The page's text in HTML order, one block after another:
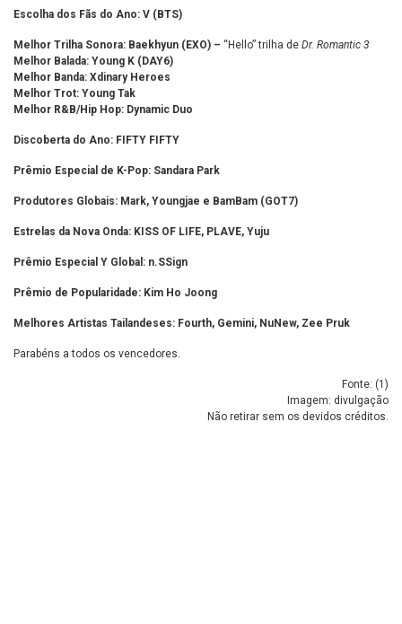
Escolha dos Fãs do Ano: V (BTS)
Melhor Trilha Sonora: Baekhyun (EXO) – “Hello” trilha de Dr. Romantic 3
Melhor Balada: Young K (DAY6)
Melhor Banda: Xdinary Heroes
Melhor Trot: Young Tak
Melhor R&B/Hip Hop: Dynamic Duo
Discoberta do Ano: FIFTY FIFTY
Prêmio Especial de K-Pop: Sandara Park
Produtores Globais: Mark, Youngjae e BamBam (GOT7)
Estrelas da Nova Onda: KISS OF LIFE, PLAVE, Yuju
Prêmio Especial Y Global: n.SSign
Prêmio de Popularidade: Kim Ho Joong
Melhores Artistas Tailandeses: Fourth, Gemini, NuNew, Zee Pruk
Parabéns a todos os vencedores.
Fonte: (1 )
Imagem: divulgação
Não retirar sem os devidos créditos.